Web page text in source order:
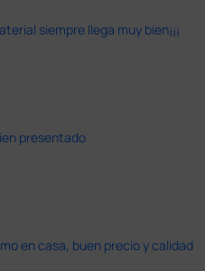
siempre llega muy bien¡¡¡
presentado
en casa, buen precio y calidad